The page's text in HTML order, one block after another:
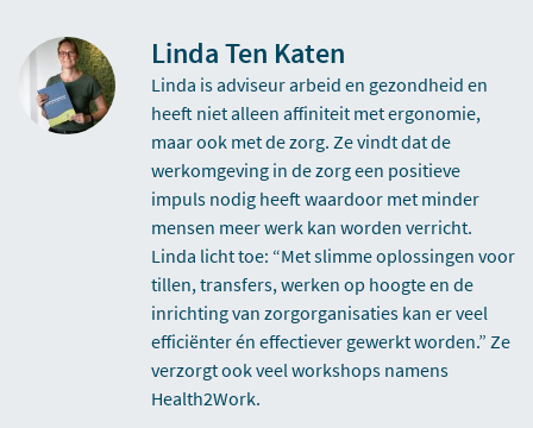
Linda Ten Katen
Linda is adviseur arbeid en gezondheid en
heeft niet alleen affiniteit met ergonomie,
maar ook met de zorg. Ze vindt dat de
werkomgeving in de zorg een positieve
impuls nodig heeft waardoor met minder
mensen meer werk kan worden verricht.
Linda licht toe: “Met slimme oplossingen voor
tillen, transfers, werken op hoogte en de
inrichting van zorgorganisaties kan er veel
efficiënter én effectiever gewerkt worden.” Ze
verzorgt ook veel workshops namens
Health2Work.